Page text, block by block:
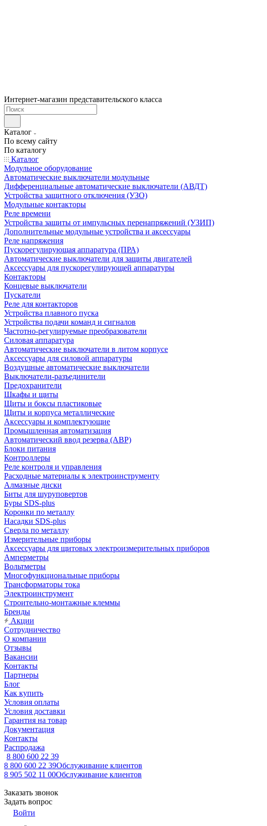
Интернет-магазин представительского класса
Каталог
По всему сайту
По каталогу
Каталог
Модульное оборудование
Автоматические выключатели модульные
Дифференциальные автоматические выключатели (АВДТ)
Устройства защитного отключения (УЗО)
Модульные контакторы
Реле времени
Устройства защиты от импульсных перенапряжений (УЗИП)
Дополнительные модульные устройства и аксессуары
Реле напряжения
Пускорегулирующая аппаратура (ПРА)
Автоматические выключатели для защиты двигателей
Аксессуары для пускорегулирующей аппаратуры
Контакторы
Концевые выключатели
Пускатели
Реле для контакторов
Устройства плавного пуска
Устройства подачи команд и сигналов
Частотно-регулируемые преобразователи
Силовая аппаратура
Автоматические выключатели в литом корпусе
Аксессуары для силовой аппаратуры
Воздушные автоматические выключатели
Выключатели-разъединители
Предохранители
Шкафы и щиты
Щиты и боксы пластиковые
Щиты и корпуса металлические
Аксессуары и комплектующие
Промышленная автоматизация
Автоматический ввод резерва (АВР)
Блоки питания
Контроллеры
Реле контроля и управления
Расходные материалы к электроинструменту
Алмазные диски
Биты для шуруповертов
Буры SDS-plus
Коронки по металлу
Насадки SDS-plus
Сверла по металлу
Измерительные приборы
Аксессуары для щитовых электроизмерительных приборов
Амперметры
Вольтметры
Многофункциональные приборы
Трансформаторы тока
Электроинструмент
Строительно-монтажные клеммы
Бренды
Акции
Сотрудничество
О компании
Отзывы
Вакансии
Контакты
Партнеры
Блог
Как купить
Условия оплаты
Условия доставки
Гарантия на товар
Документация
Контакты
Распродажа
8 800 600 22 39
8 800 600 22 39Обслуживание клиентов
8 905 502 11 00Обслуживание клиентов
Заказать звонок
Задать вопрос
Войти